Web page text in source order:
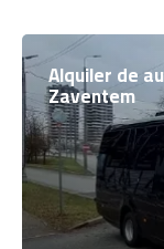
Alquiler de
Zaventem